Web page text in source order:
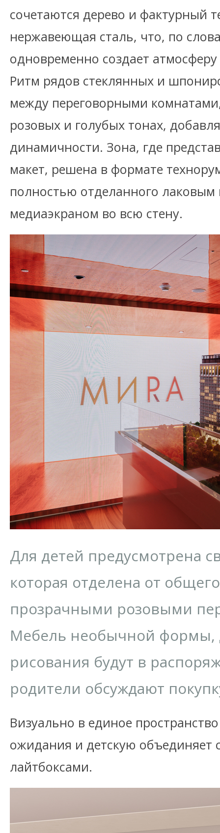
сочетаются дерево и фактурный
нержавеющая сталь, что, по
одновременно создает
Ритм рядов стеклянных и
между переговорными
розовых и голубых тонах,
динамичности. Зона, где
макет, решена в формате
полностью отделанного
медиаэкраном во всю стену.
Для детей предусмотрена
которая отделена от
прозрачными розовыми
Мебель необычной формы,
рисования будут в
родители обсуждают
Визуально в единое
ожидания и детскую объединяет
лайтбоксами.